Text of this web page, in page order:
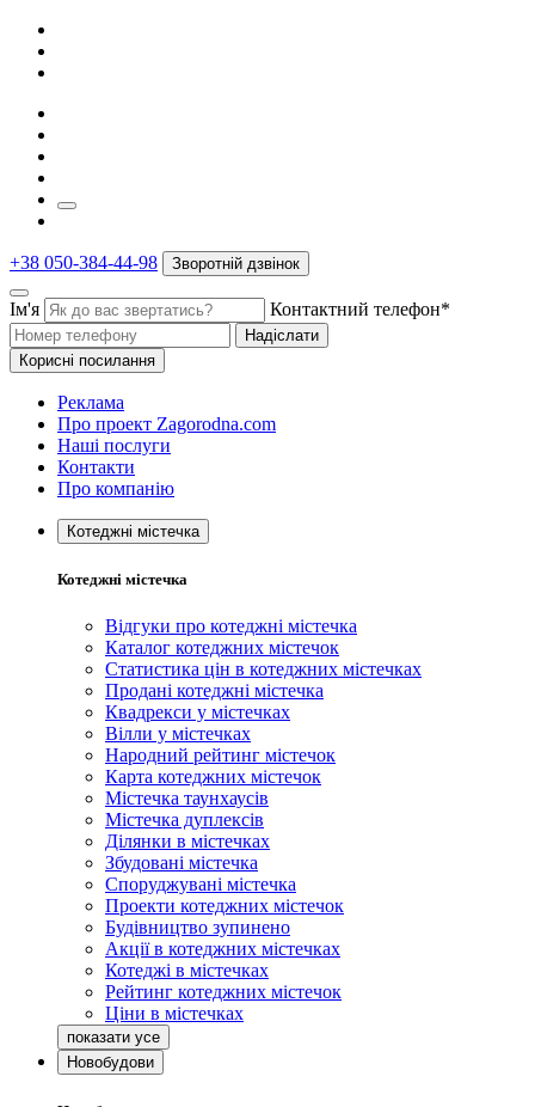
+38 050-384-44-98 Зворотній дзвінок
Ім'я Контактний телефон*
Надіслати
Корисні посилання
Реклама
Про проект Zagorodna.com
Наші послуги
Контакти
Про компанію
Котеджні містечка
Котеджні містечка
Відгуки про котеджні містечка
Каталог котеджних містечок
Статистика цін в котеджних містечках
Продані котеджні містечка
Квадрекси у містечках
Вілли у містечках
Народний рейтинг містечок
Карта котеджних містечок
Містечка таунхаусів
Містечка дуплексів
Ділянки в містечках
Збудовані містечка
Споруджувані містечка
Проекти котеджних містечок
Будівництво зупинено
Акції в котеджних містечках
Котеджі в містечках
Рейтинг котеджних містечок
Ціни в містечках
Новобудови